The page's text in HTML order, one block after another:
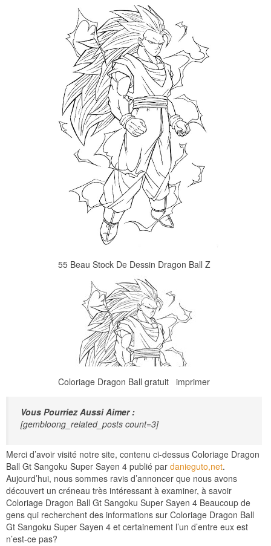
55 Beau Stock De Dessin Dragon Ball Z
Coloriage Dragon Ball gratuit imprimer
Vous Pourriez Aussi Aimer :
[gembloong_related_posts count=3]
Merci d’avoir visité notre site, contenu ci-dessus Coloriage Dragon
Ball Gt Sangoku Super Sayen 4 publié par danieguto,net.
Aujourd’hui, nous sommes ravis d’annoncer que nous avons
découvert un créneau très intéressant à examiner, à savoir
Coloriage Dragon Ball Gt Sangoku Super Sayen 4 Beaucoup de
gens qui recherchent des informations sur Coloriage Dragon Ball
Gt Sangoku Super Sayen 4 et certainement l’un d’entre eux est
n’est-ce pas?